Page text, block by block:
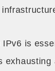
is